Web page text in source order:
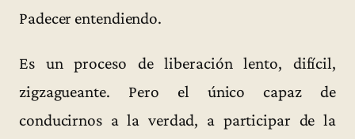
Padecer entendiendo.
Es un proceso de liberación lento, difícil,
zigzagueante. Pero el único capaz de
conducirnos a la verdad, a participar de la